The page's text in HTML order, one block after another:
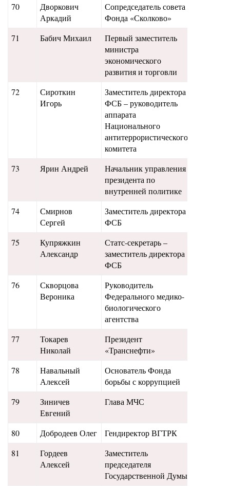
70
Дворкович
Аркадий
Сопредседатель совета
Фонда «Сколково»
71 Бабич Михаил
Первый заместитель
министра
экономического
развития и торговли
72
Сироткин
Игорь
Заместитель директора
ФСБ – руководитель
аппарата
Национального
антитеррористического
комитета
73 Ярин Андрей
Начальник управления
президента по
внутренней политике
74
Смирнов
Сергей
Заместитель директора
ФСБ
75
Купряжкин
Александр
Статс-секретарь –
заместитель директора
ФСБ
76
Скворцова
Вероника
Руководитель
Федерального медико-
биологического
агентства
77
Токарев
Николай
Президент
«Транснефти»
78
Навальный
Алексей
Основатель Фонда
борьбы с коррупцией
79
Зиничев
Евгений
Глава МЧС
80 Добродеев Олег Гендиректор ВГТРК
81
Гордеев
Алексей
Заместитель
председателя
Государственной Думы